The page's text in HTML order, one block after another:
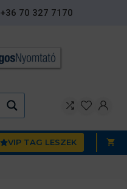
+36 70 327 7170
VIP TAG LESZEK